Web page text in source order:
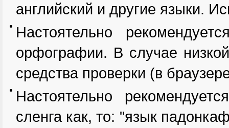
английский и другие языки.
Настоятельно
орфографии. В случае
средства проверки (в
Настоятельно
сленга как, то: "язык